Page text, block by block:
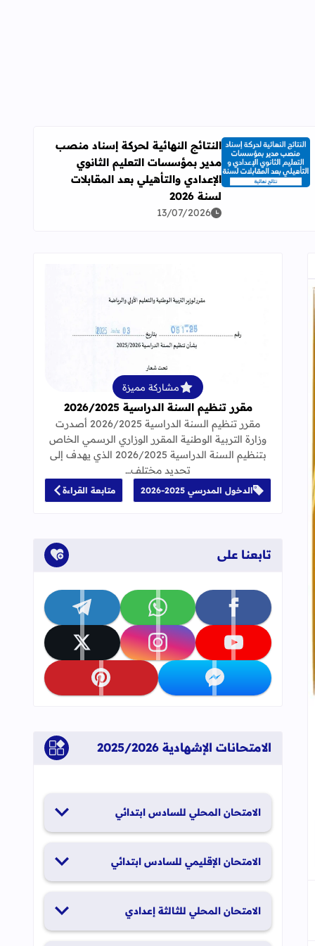
اقرأ المزيد عن النتائج النهائية لحركة إسناد منصب مدير بمؤسسات
النتائج النهائية لحركة إسناد منصب
مدير بمؤسسات التعليم الثانوي
الإعدادي والتأهيلي بعد المقابلات
لسنة 2026
13/07/2026
العلمي الموسم الدراسي : 2020 / 2021
العلامات المرجعية
قراءة المزيد عن مقرر تنظيم السنة الدراسية
مشاركة مميزة
مقرر تنظيم السنة الدراسية 2026/2025
مقرر تنظيم السنة الدراسية 2026/2025 أصدرت
وزارة التربية الوطنية المقرر الوزاري الرسمي الخاص
بتنظيم السنة الدراسية 2026/2025 الذي يهدف إلى
تحديد مختلف…
الدخول المدرسي 2025-2026 متابعة القراءة
تابعنا على
تابعنا على facebook تابعنا على whatsapp تابعنا على telegram
تابعنا على youtube تابعنا على instagram تابعنا على x
تابعنا على messenger تابعنا على pinterest
الامتحانات الإشهادية 2025/2026
الامتحان المحلي للسادس ابتدائي
الامتحان الإقليمي للسادس ابتدائي
الامتحان المحلي للثالثة إعدادي